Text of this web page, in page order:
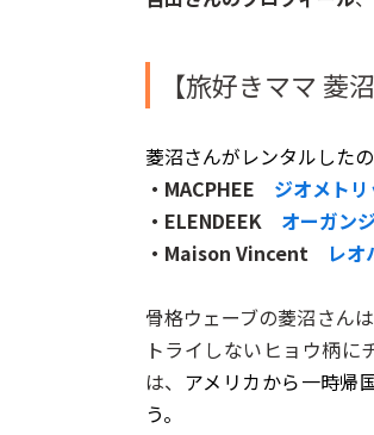
【旅好きママ 菱
菱沼さんがレンタルした
・MACPHEE ジオメト
・ELENDEEK オーガン
・Maison Vincent
レ
骨格ウェーブの菱沼さん
トライしないヒョウ柄に
は、 アメリカから一時帰
う。